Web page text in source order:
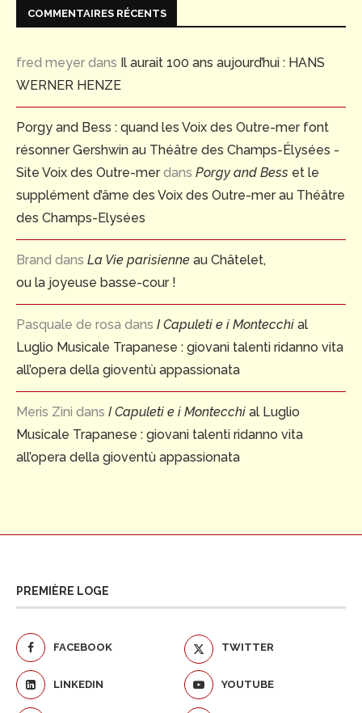
COMMENTAIRES RÉCENTS
fred meyer dans Il aurait 100 ans aujourd’hui : HANS
WERNER HENZE
Porgy and Bess : quand les Voix des Outre-mer font
résonner Gershwin au Théâtre des Champs-Élysées -
Site Voix des Outre-merdans Porgy and Bess et le
supplément d’âme des Voix des Outre-mer au Théâtre
des Champs-Elysées
Brand dans La Vie parisienne au Châtelet,
ou la joyeuse basse-cour !
Pasquale de rosa dans I Capuleti e i Montecchi al
Luglio Musicale Trapanese : giovani talenti ridanno vita
all’opera della gioventù appassionata
Meris Zini dans I Capuleti e i Montecchi al Luglio
Musicale Trapanese : giovani talenti ridanno vita
all’opera della gioventù appassionata
PREMIÈRE LOGE
FACEBOOK TWITTER
LINKEDIN YOUTUBE